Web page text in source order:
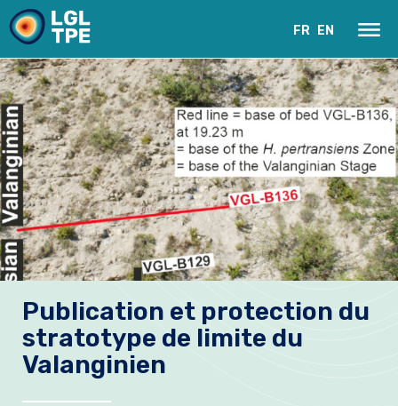
Le Laboratoire
Recherche
Instrumentation
FR EN
Publication et protection du
stratotype de limite du
Valanginien